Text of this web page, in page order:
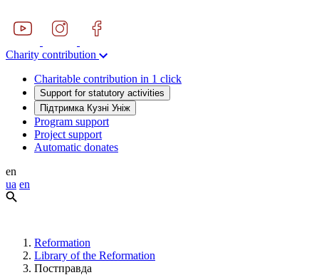
Charity contribution
Charitable contribution in 1 click
Support for statutory activities
Підтримка Кузні Уніж
Program support
Project support
Automatic donates
en
ua en
Reformation
Library of the Reformation
Постправда